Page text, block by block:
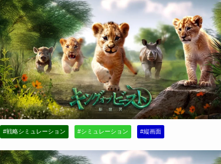
#戦略シミュレーション #シミュレーション #縦画面